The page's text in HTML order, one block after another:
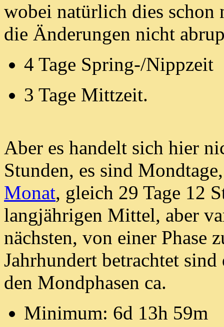
wobei natürlich dies
die Änderungen nicht
4 Tage Spring-/Nippzeit
3 Tage Mittzeit.
Aber es handelt sich hier
Stunden, es sind Mondtage,
Monat, gleich 29 Tage 12
langjährigen Mittel, aber
nächsten, von einer Phase
Jahrhundert betrachtet
den Mondphasen ca.
Minimum: 6d 13h 59m